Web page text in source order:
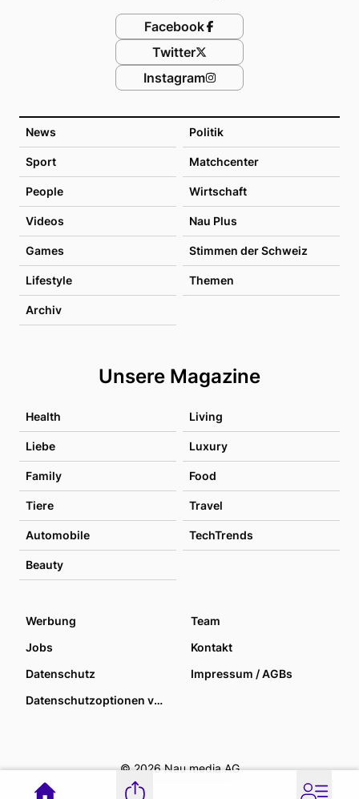
News Politik
Sport Matchcenter
People Wirtschaft
Videos Nau Plus
Games Stimmen der Schweiz
Lifestyle Themen
Archiv
Unsere Magazine
Health Living
Liebe Luxury
Family Food
Tiere Travel
Automobile TechTrends
Beauty
Facebook
Twitter
Instagram
Werbung
Team
Jobs
Kontakt
Datenschutz
Impressum / AGBs
Datenschutzoptionen verwalten
© 2026 Nau media AG